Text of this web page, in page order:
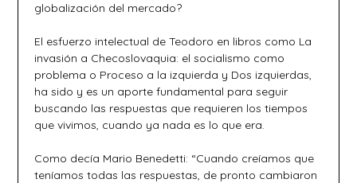
globalización del mercado?
El esfuerzo intelectual de Teodoro en libros como La
invasión a Checoslovaquia: el socialismo como
problema o Proceso a la izquierda y Dos izquierdas,
ha sido y es un aporte fundamental para seguir
buscando las respuestas que requieren los tiempos
que vivimos, cuando ya nada es lo que era.
Como decía Mario Benedetti: “Cuando creíamos que
teníamos todas las respuestas, de pronto cambiaron